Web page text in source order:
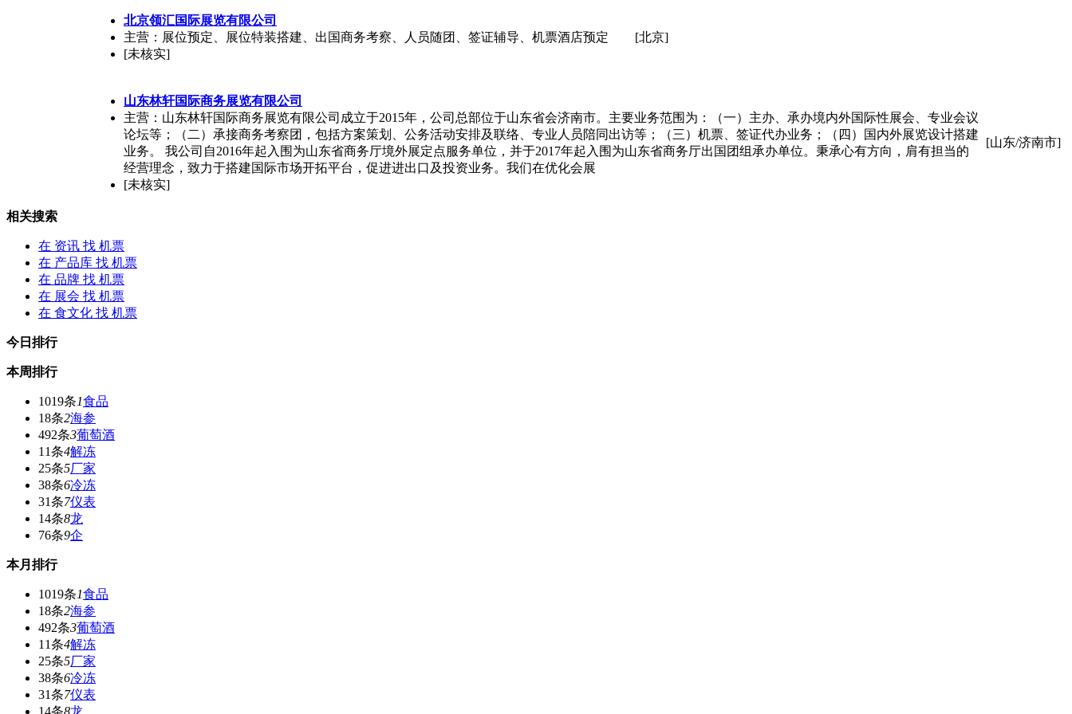
北京领汇国际展览有限公司
主营：展位预定、展位特装搭建、出国商务考察、人员随团、签证辅导、机票酒店预定
[未核实]
[北京]
山东林轩国际商务展览有限公司
主营：山东林轩国际商务展览有限公司成立于2015年，公司总部位于山东省会济南市。主要业务范围为：（一）主办、承办境内外国际性展会、专业会议
论坛等；（二）承接商务考察团，包括方案策划、公务活动安排及联络、专业人员陪同出访等；（三）机票、签证代办业务；（四）国内外展览设计搭建
业务。 我公司自2016年起入围为山东省商务厅境外展定点服务单位，并于2017年起入围为山东省商务厅出国团组承办单位。秉承心有方向，肩有担当的
经营理念，致力于搭建国际市场开拓平台，促进进出口及投资业务。我们在优化会展
[未核实]
[山东/济南市]
相关搜索
在 资讯 找 机票
在 产品库 找 机票
在 品牌 找 机票
在 展会 找 机票
在 食文化 找 机票
今日排行
本周排行
1019条1食品
18条2海参
492条3葡萄酒
11条4解冻
25条5厂家
38条6冷冻
31条7仪表
14条8龙
76条9企
本月排行
1019条1食品
18条2海参
492条3葡萄酒
11条4解冻
25条5厂家
38条6冷冻
31条7仪表
14条8龙